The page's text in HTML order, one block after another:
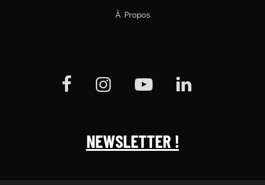
À Propos
NEWSLETTER !